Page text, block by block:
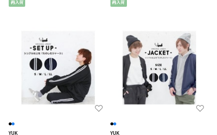
再入荷 再入荷
YUK
YUK